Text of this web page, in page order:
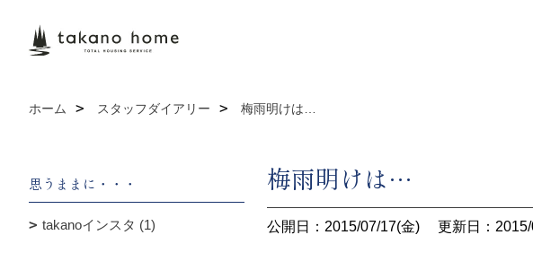
ホーム スタッフダイアリー 梅雨明けは…
梅雨明けは…
公開日：2015/07/17(金) 更新日：
思うままに・・・
takanoインスタ (1)